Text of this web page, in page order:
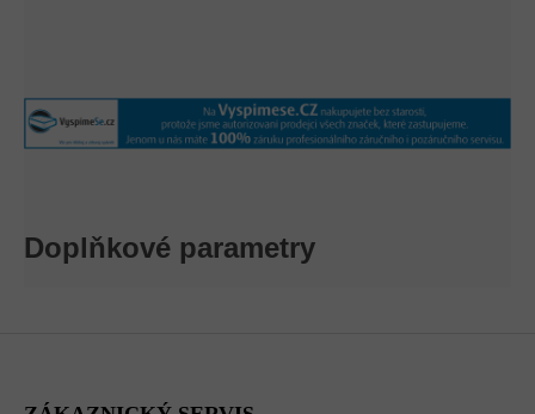
Doplňkové parametry